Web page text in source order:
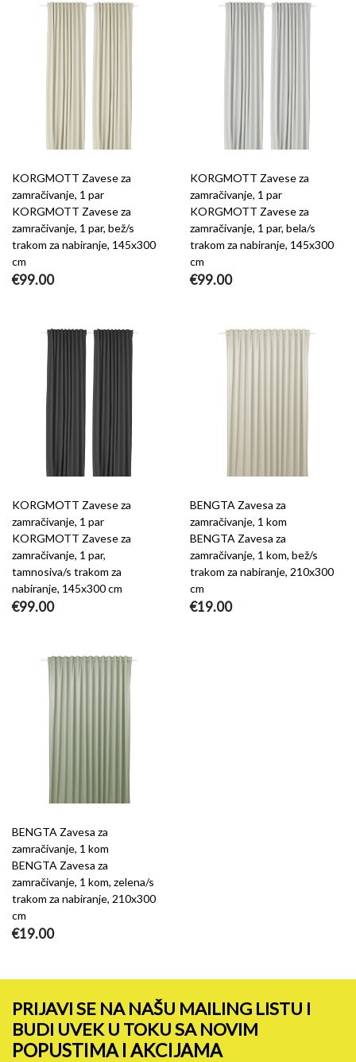
KORGMOTT Zavese za
zamračivanje, 1 par
KORGMOTT Zavese za
zamračivanje, 1 par, bež/s
trakom za nabiranje, 145x300
cm
€99.00
KORGMOTT Zavese za
zamračivanje, 1 par
KORGMOTT Zavese za
zamračivanje, 1 par, bela/s
trakom za nabiranje, 145x300
cm
€99.00
KORGMOTT Zavese za
zamračivanje, 1 par
KORGMOTT Zavese za
zamračivanje, 1 par,
tamnosiva/s trakom za
nabiranje, 145x300 cm
€99.00
BENGTA Zavesa za
zamračivanje, 1 kom
BENGTA Zavesa za
zamračivanje, 1 kom, bež/s
trakom za nabiranje, 210x300
cm
€19.00
BENGTA Zavesa za
zamračivanje, 1 kom
BENGTA Zavesa za
zamračivanje, 1 kom, zelena/s
trakom za nabiranje, 210x300
cm
€19.00
PRIJAVI SE NA NAŠU MAILING LISTU I
BUDI UVEK U TOKU SA NOVIM
POPUSTIMA I AKCIJAMA